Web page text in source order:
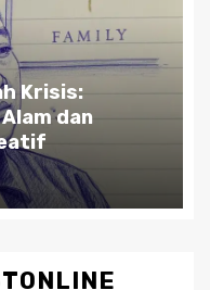
Krisis:
dan